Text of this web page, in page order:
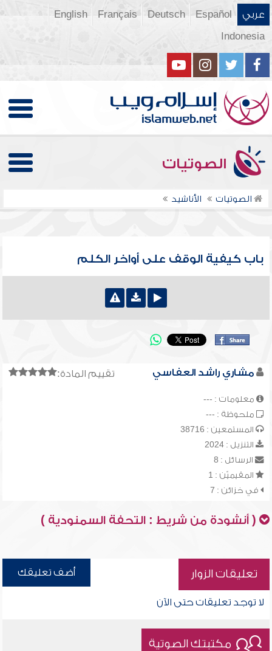
عربي Español
Deutsch
Français
English
Indonesia
الصوتيات
الصوتيات الأناشيد
باب كيفية الوقف على أواخر الكلم
تقييم المادة: مشاري راشد العفاسي
معلومات : ---
ملحوظة : ---
المستمعين : 38716
التنزيل : 2024
الرسائل : 8
المقيميّن : 1
في خزائن : 7
( أنشودة من شريط : التحفة السمنودية )
تعليقات الزوار أضف تعليقك
لا توجد تعليقات حتى الآن
مكتبتك الصوتية